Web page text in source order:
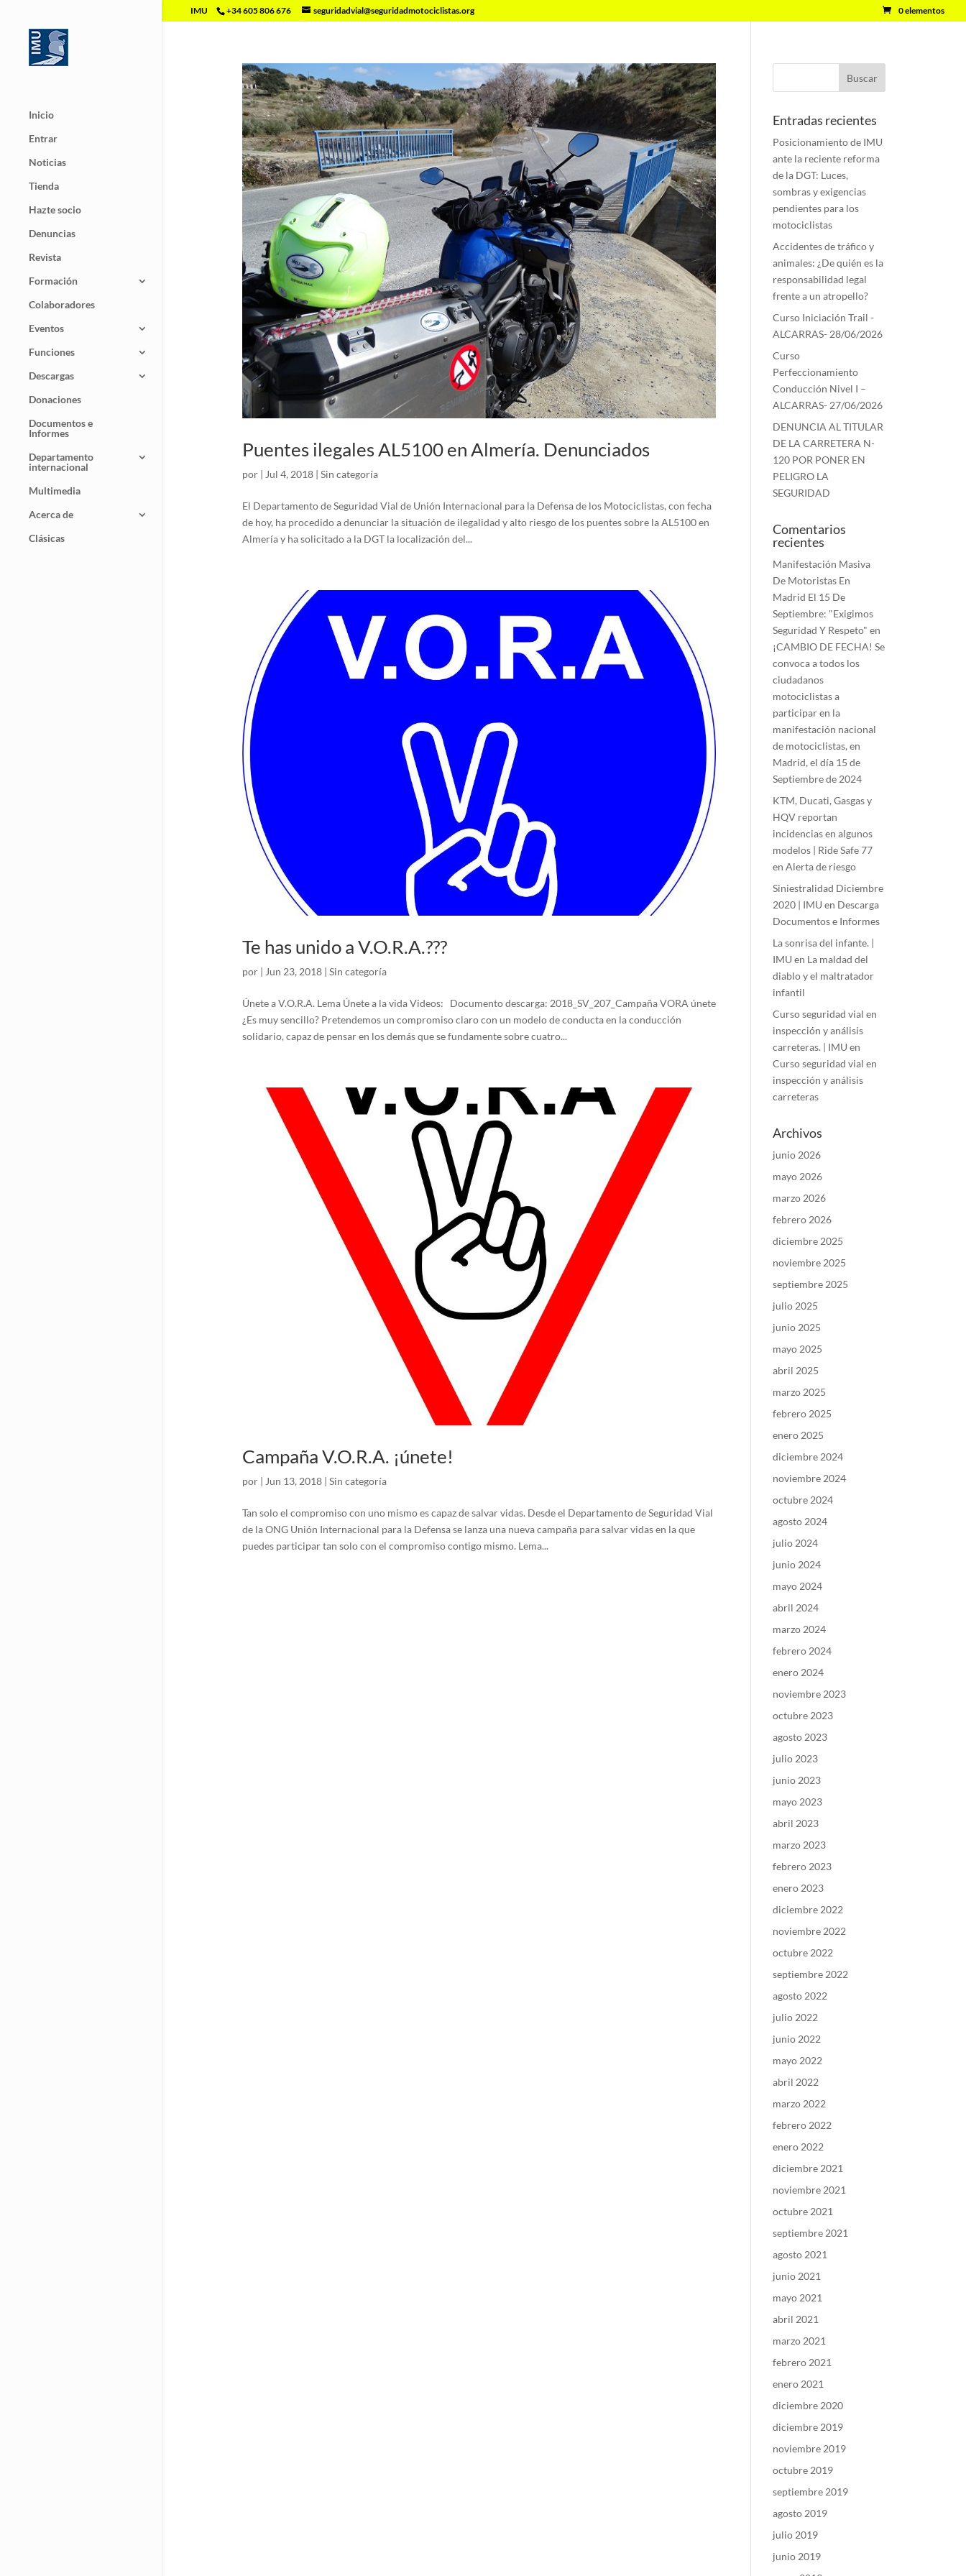
IMU +34 605 806 676 seguridadvial@seguridadmotociclistas.org 0 elementos
Inicio
Entrar
Noticias
Tienda
Hazte socio
Denuncias
Revista
Formación
Colaboradores
Eventos
Funciones
Descargas
Donaciones
Documentos e
Informes
Departamento
internacional
Multimedia
Acerca de
Clásicas
Puentes ilegales AL5100 en Almería. Denunciados
por | Jul 4, 2018| Sin categoría
El Departamento de Seguridad Vial de Unión Internacional para la Defensa de los Motociclistas, con fecha
de hoy, ha procedido a denunciar la situación de ilegalidad y alto riesgo de los puentes sobre la AL5100 en
Almería y ha solicitado a la DGT la localización del...
Te has unido a V.O.R.A.???
por | Jun 23, 2018| Sin categoría
Únete a V.O.R.A. Lema Únete a la vida Videos: Documento descarga: 2018_SV_207_Campaña VORA únete
¿Es muy sencillo? Pretendemos un compromiso claro con un modelo de conducta en la conducción
solidario, capaz de pensar en los demás que se fundamente sobre cuatro...
Campaña V.O.R.A. ¡únete!
por | Jun 13, 2018| Sin categoría
Tan solo el compromiso con uno mismo es capaz de salvar vidas. Desde el Departamento de Seguridad Vial
de la ONG Unión Internacional para la Defensa se lanza una nueva campaña para salvar vidas en la que
puedes participar tan solo con el compromiso contigo mismo. Lema...
Entradas recientes
Posicionamiento de IMU
ante la reciente reforma
de la DGT: Luces,
sombras y exigencias
pendientes para los
motociclistas
Accidentes de tráfico y
animales: ¿De quién es la
responsabilidad legal
frente a un atropello?
Curso Iniciación Trail -
ALCARRAS- 28/06/2026
Curso
Perfeccionamiento
Conducción Nivel I –
ALCARRAS- 27/06/2026
DENUNCIA AL TITULAR
DE LA CARRETERA N-
120 POR PONER EN
PELIGRO LA
SEGURIDAD
Comentarios
recientes
Manifestación Masiva
De Motoristas En
Madrid El 15 De
Septiembre: "Exigimos
Seguridad Y Respeto" en
¡CAMBIO DE FECHA! Se
convoca a todos los
ciudadanos
motociclistas a
participar en la
manifestación nacional
de motociclistas, en
Madrid, el día 15 de
Septiembre de 2024
KTM, Ducati, Gasgas y
HQV reportan
incidencias en algunos
modelos | Ride Safe 77
enAlerta de riesgo
Siniestralidad Diciembre
2020 | IMU en Descarga
Documentos e Informes
La sonrisa del infante. |
IMU en La maldad del
diablo y el maltratador
infantil
Curso seguridad vial en
inspección y análisis
carreteras. | IMU en
Curso seguridad vial en
inspección y análisis
carreteras
Archivos
junio 2026
mayo 2026
marzo 2026
febrero 2026
diciembre 2025
noviembre 2025
septiembre 2025
julio 2025
junio 2025
mayo 2025
abril 2025
marzo 2025
febrero 2025
enero 2025
diciembre 2024
noviembre 2024
octubre 2024
agosto 2024
julio 2024
junio 2024
mayo 2024
abril 2024
marzo 2024
febrero 2024
enero 2024
noviembre 2023
octubre 2023
agosto 2023
julio 2023
junio 2023
mayo 2023
abril 2023
marzo 2023
febrero 2023
enero 2023
diciembre 2022
noviembre 2022
octubre 2022
septiembre 2022
agosto 2022
julio 2022
junio 2022
mayo 2022
abril 2022
marzo 2022
febrero 2022
enero 2022
diciembre 2021
noviembre 2021
octubre 2021
septiembre 2021
agosto 2021
junio 2021
mayo 2021
abril 2021
marzo 2021
febrero 2021
enero 2021
diciembre 2020
diciembre 2019
noviembre 2019
octubre 2019
septiembre 2019
agosto 2019
julio 2019
junio 2019